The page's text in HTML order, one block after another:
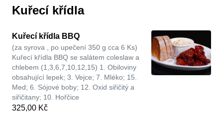
Kuřecí křídla
Kuřecí křídla BBQ
(za syrova , po upečení 350 g cca 6 Ks)
Kuřecí křídla BBQ se salátem coleslaw a
chlebem (1,3,6,7,10,12,15) 1. Obiloviny
obsahující lepek; 3. Vejce; 7. Mléko; 15.
Med; 6. Sójové boby; 12. Oxid siřičitý a
siřičitany; 10. Hořčice
325,00 Kč